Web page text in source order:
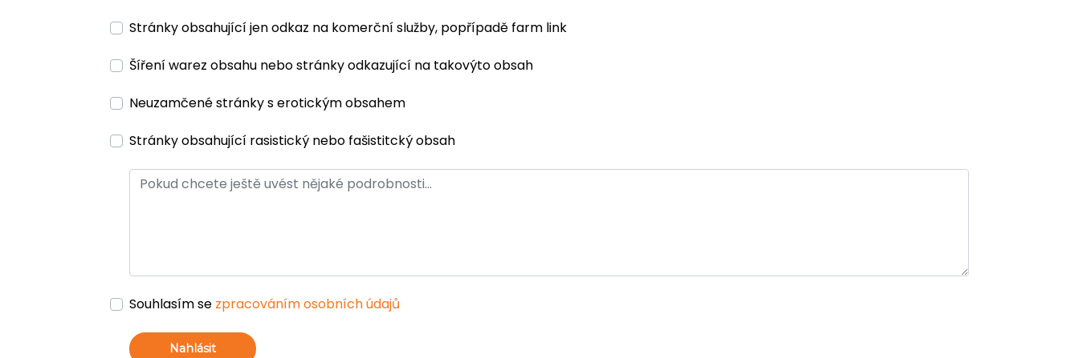
Stránky obsahující jen odkaz na komerční služby, popřípadě farm link
Šíření warez obsahu nebo stránky odkazující na takovýto obsah
Neuzamčené stránky s erotickým obsahem
Stránky obsahující rasistický nebo fašistitcký obsah
Souhlasím se zpracováním osobních údajů
Nahlásit